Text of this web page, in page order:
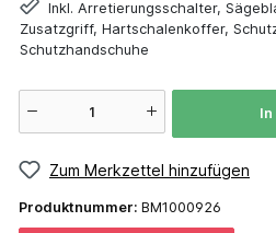
Inkl. Arretierungsschalter,
Zusatzgriff, Hartschalenkoffer,
Schutzhandschuhe
Zum Merkzettel hinzufügen
Produktnummer: BM1000926